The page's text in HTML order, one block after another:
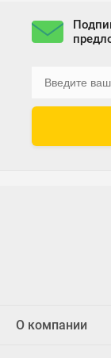
О компании